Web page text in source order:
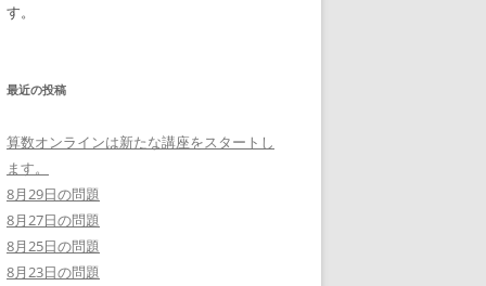
す。
最近の投稿
算数オンラインは新たな講座をスタートし
ます。
8月29日の問題
8月27日の問題
8月25日の問題
8月23日の問題